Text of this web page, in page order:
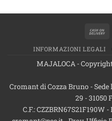
INFORMAZIONI LEGALI
MAJALOCA -
Cromant di Cozza Bruno -
29 - 31050
C.F.: CZZBRN67S21F190W